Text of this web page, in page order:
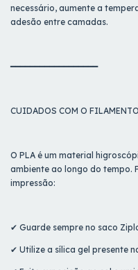
necessário, aumente a
adesão entre camadas.
━━━━━━━━━━━━━━━━━━
CUIDADOS COM O FILAMENTO
O PLA é um material
ambiente ao longo do tempo.
impressão:
✔ Guarde sempre no saco
✔ Utilize a sílica gel presente